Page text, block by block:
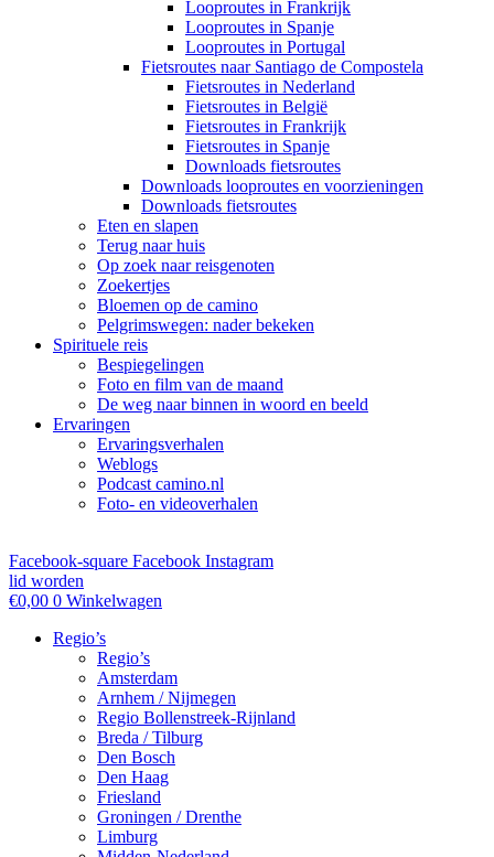
Looproutes in Frankrijk
Looproutes in Spanje
Looproutes in Portugal
Fietsroutes naar Santiago de Compostela
Fietsroutes in Nederland
Fietsroutes in België
Fietsroutes in Frankrijk
Fietsroutes in Spanje
Downloads fietsroutes
Downloads looproutes en voorzieningen
Downloads fietsroutes
Eten en slapen
Terug naar huis
Op zoek naar reisgenoten
Zoekertjes
Bloemen op de camino
Pelgrimswegen: nader bekeken
Spirituele reis
Bespiegelingen
Foto en film van de maand
De weg naar binnen in woord en beeld
Ervaringen
Ervaringsverhalen
Weblogs
Podcast camino.nl
Foto- en videoverhalen
Facebook-square Facebook Instagram
lid worden
€0,00 0 Winkelwagen
Regio’s
Regio’s
Amsterdam
Arnhem / Nijmegen
Regio Bollenstreek-Rijnland
Breda / Tilburg
Den Bosch
Den Haag
Friesland
Groningen / Drenthe
Limburg